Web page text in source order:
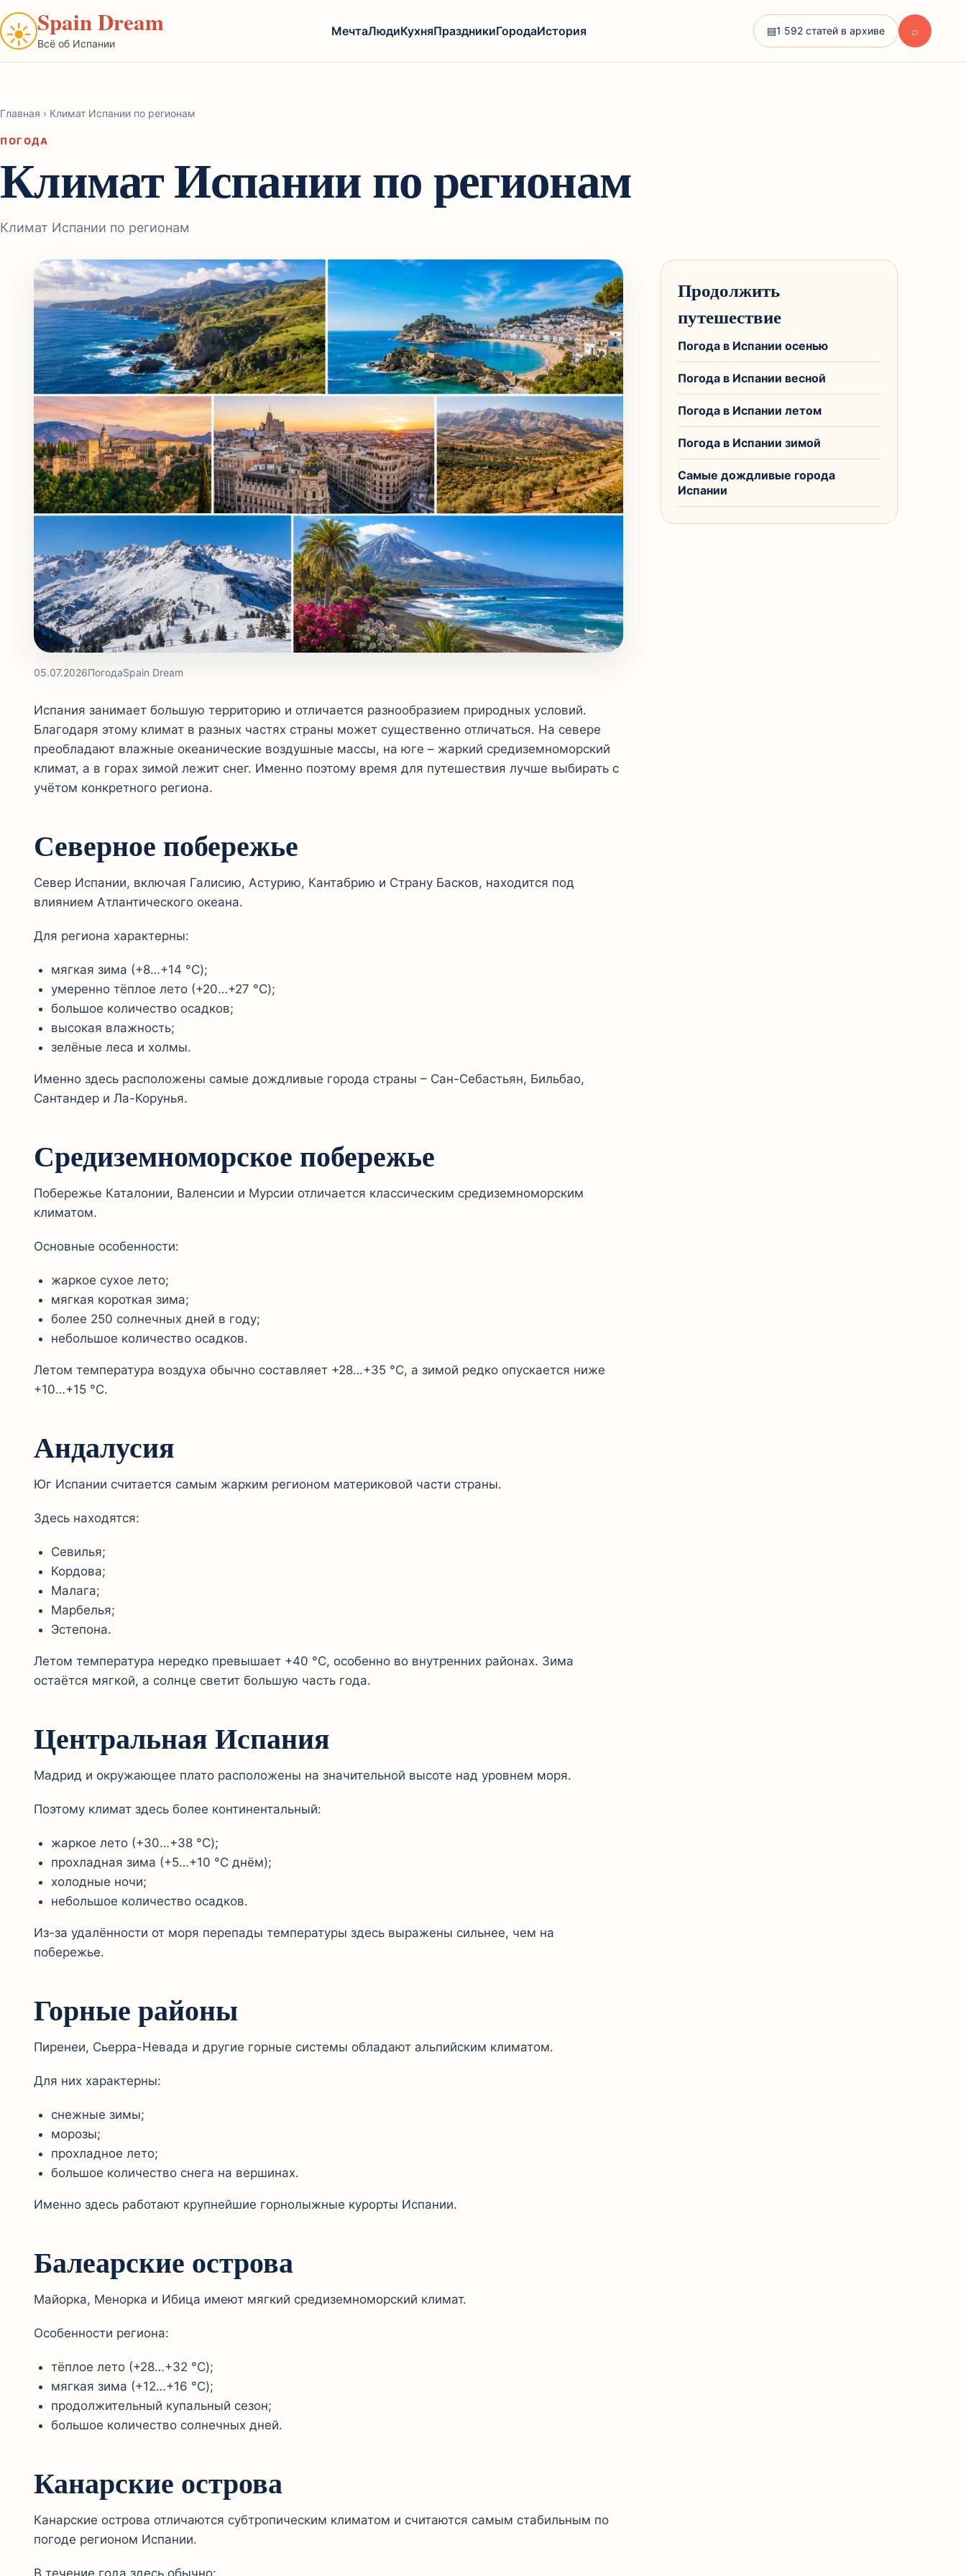
☀Spain Dream
Всё об Испании
МечтаЛюдиКухняПраздникиГородаИстория ▤1 592 статей в архиве ⌕
Главная › Климат Испании по регионам
ПОГОДА
Климат Испании по регионам
Климат Испании по регионам
05.07.2026ПогодаSpain Dream
Испания занимает большую территорию и отличается разнообразием природных условий.
Благодаря этому климат в разных частях страны может существенно отличаться. На севере
преобладают влажные океанические воздушные массы, на юге – жаркий средиземноморский
климат, а в горах зимой лежит снег. Именно поэтому время для путешествия лучше выбирать с
учётом конкретного региона.
Северное побережье
Север Испании, включая Галисию, Астурию, Кантабрию и Страну Басков, находится под
влиянием Атлантического океана.
Для региона характерны:
мягкая зима (+8…+14 °C);
умеренно тёплое лето (+20…+27 °C);
большое количество осадков;
высокая влажность;
зелёные леса и холмы.
Именно здесь расположены самые дождливые города страны – Сан-Себастьян, Бильбао,
Сантандер и Ла-Корунья.
Средиземноморское побережье
Побережье Каталонии, Валенсии и Мурсии отличается классическим средиземноморским
климатом.
Основные особенности:
жаркое сухое лето;
мягкая короткая зима;
более 250 солнечных дней в году;
небольшое количество осадков.
Летом температура воздуха обычно составляет +28…+35 °C, а зимой редко опускается ниже
+10…+15 °C.
Андалусия
Юг Испании считается самым жарким регионом материковой части страны.
Здесь находятся:
Севилья;
Кордова;
Малага;
Марбелья;
Эстепона.
Летом температура нередко превышает +40 °C, особенно во внутренних районах. Зима
остаётся мягкой, а солнце светит большую часть года.
Центральная Испания
Мадрид и окружающее плато расположены на значительной высоте над уровнем моря.
Поэтому климат здесь более континентальный:
жаркое лето (+30…+38 °C);
прохладная зима (+5…+10 °C днём);
холодные ночи;
небольшое количество осадков.
Из-за удалённости от моря перепады температуры здесь выражены сильнее, чем на
побережье.
Горные районы
Пиренеи, Сьерра-Невада и другие горные системы обладают альпийским климатом.
Для них характерны:
снежные зимы;
морозы;
прохладное лето;
большое количество снега на вершинах.
Именно здесь работают крупнейшие горнолыжные курорты Испании.
Балеарские острова
Майорка, Менорка и Ибица имеют мягкий средиземноморский климат.
Особенности региона:
тёплое лето (+28…+32 °C);
мягкая зима (+12…+16 °C);
продолжительный купальный сезон;
большое количество солнечных дней.
Канарские острова
Канарские острова отличаются субтропическим климатом и считаются самым стабильным по
погоде регионом Испании.
В течение года здесь обычно:
Продолжить
путешествие
Погода в Испании осенью
Погода в Испании весной
Погода в Испании летом
Погода в Испании зимой
Самые дождливые города
Испании